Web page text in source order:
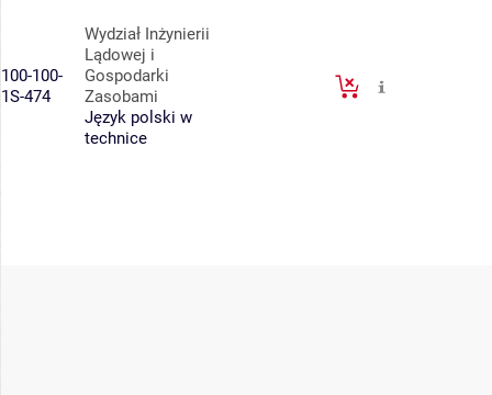
100-100-
1S-474
Wydział Inżynierii
Lądowej i
Gospodarki
Zasobami
Język polski w
technice